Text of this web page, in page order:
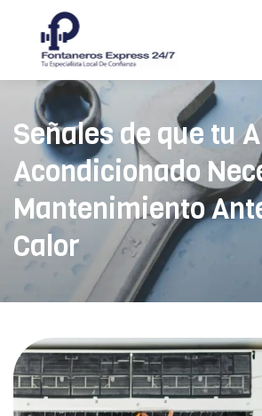
Señales de que tu
Acondicionado
Mantenimiento
Calor